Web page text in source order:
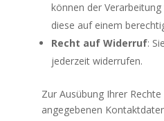
können der
diese auf einem
Recht auf Widerruf:
jederzeit widerrufen.
Zur Ausübung Ihrer
angegebenen